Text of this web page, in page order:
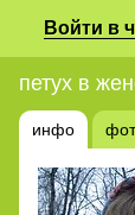
Войти в
петух в
инфо